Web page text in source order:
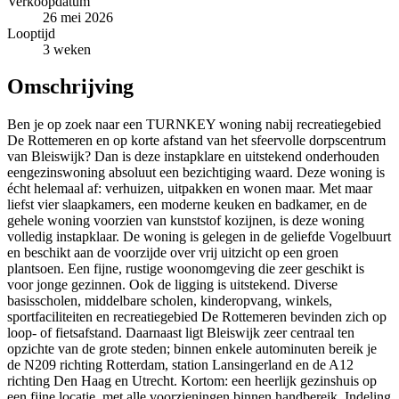
26 mei 2026
Looptijd
3 weken
Omschrijving
Ben je op zoek naar een TURNKEY woning nabij recreatiegebied
De Rottemeren en op korte afstand van het sfeervolle dorpscentrum
van Bleiswijk? Dan is deze instapklare en uitstekend onderhouden
eengezinswoning absoluut een bezichtiging waard. Deze woning is
écht helemaal af: verhuizen, uitpakken en wonen maar. Met maar
liefst vier slaapkamers, een moderne keuken en badkamer, en de
gehele woning voorzien van kunststof kozijnen, is deze woning
volledig instapklaar. De woning is gelegen in de geliefde Vogelbuurt
en beschikt aan de voorzijde over vrij uitzicht op een groen
plantsoen. Een fijne, rustige woonomgeving die zeer geschikt is
voor jonge gezinnen. Ook de ligging is uitstekend. Diverse
basisscholen, middelbare scholen, kinderopvang, winkels,
sportfaciliteiten en recreatiegebied De Rottemeren bevinden zich op
loop- of fietsafstand. Daarnaast ligt Bleiswijk zeer centraal ten
opzichte van de grote steden; binnen enkele autominuten bereik je
de N209 richting Rotterdam, station Lansingerland en de A12
richting Den Haag en Utrecht. Kortom: een heerlijk gezinshuis op